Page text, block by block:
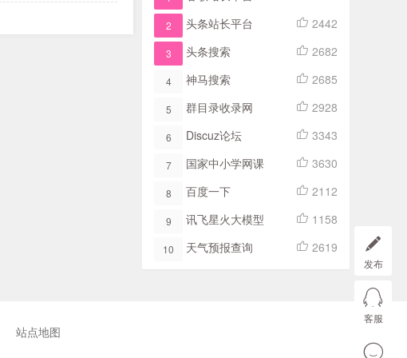
2 头条站长平台 2442
3 头条搜索 2682
4 神马搜索 2685
5 群目录收录网 2928
6 Discuz论坛 3343
7 国家中小学网课 3630
8 百度一下 2112
9 讯飞星火大模型 1158
10 天气预报查询 2619
站点地图
发布
客服